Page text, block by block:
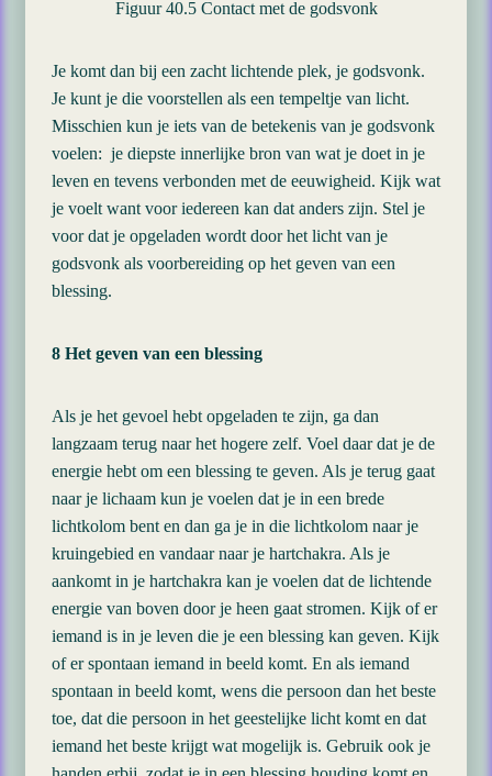
Figuur 40.5 Contact met de godsvonk
Je komt dan bij een zacht lichtende plek, je godsvonk.
Je kunt je die voorstellen als een tempeltje van licht.
Misschien kun je iets van de betekenis van je godsvonk
voelen: je diepste innerlijke bron van wat je doet in je
leven en tevens verbonden met de eeuwigheid. Kijk wat
je voelt want voor iedereen kan dat anders zijn. Stel je
voor dat je opgeladen wordt door het licht van je
godsvonk als voorbereiding op het geven van een
blessing.
8 Het geven van een blessing
Als je het gevoel hebt opgeladen te zijn, ga dan
langzaam terug naar het hogere zelf. Voel daar dat je de
energie hebt om een blessing te geven. Als je terug gaat
naar je lichaam kun je voelen dat je in een brede
lichtkolom bent en dan ga je in die lichtkolom naar je
kruingebied en vandaar naar je hartchakra. Als je
aankomt in je hartchakra kan je voelen dat de lichtende
energie van boven door je heen gaat stromen. Kijk of er
iemand is in je leven die je een blessing kan geven. Kijk
of er spontaan iemand in beeld komt. En als iemand
spontaan in beeld komt, wens die persoon dan het beste
toe, dat die persoon in het geestelijke licht komt en dat
iemand het beste krijgt wat mogelijk is. Gebruik ook je